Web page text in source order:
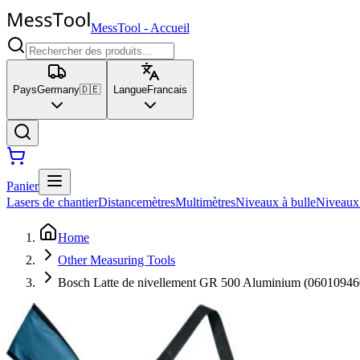
MessTool - Accueil
PaysGermany🇩🇪 LangueFrancais
Panier
Lasers de chantierDistancemètresMultimètresNiveaux à bulle
Home
Other Measuring Tools
Bosch Latte de nivellement GR 500 Aluminium